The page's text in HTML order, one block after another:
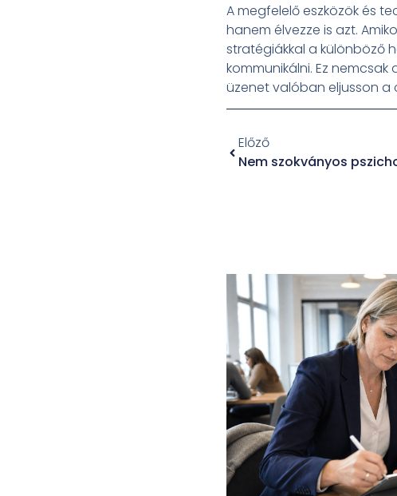
A megfelelő eszközök és
hanem élvezze is azt.
stratégiákkal a különböző
kommunikálni. Ez
üzenet valóban eljusson a
Előző